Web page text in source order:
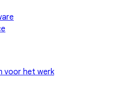
voor het werk